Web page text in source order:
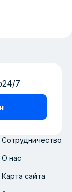
Сотрудничество
О нас
Карта сайта
7